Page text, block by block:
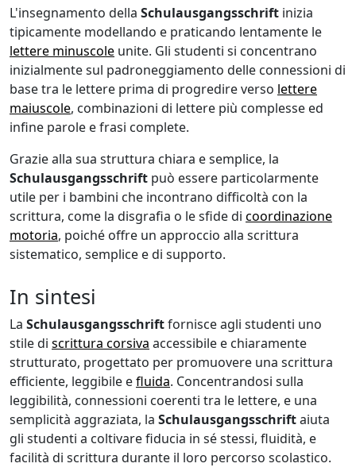
L'insegnamento della Schulausgangsschrift inizia
tipicamente modellando e praticando lentamente le
lettere minuscole unite. Gli studenti si concentrano
inizialmente sul padroneggiamento delle connessioni di
base tra le lettere prima di progredire verso lettere
maiuscole, combinazioni di lettere più complesse ed
infine parole e frasi complete.
Grazie alla sua struttura chiara e semplice, la
Schulausgangsschrift può essere particolarmente
utile per i bambini che incontrano difficoltà con la
scrittura, come la disgrafia o le sfide di coordinazione
motoria, poiché offre un approccio alla scrittura
sistematico, semplice e di supporto.
In sintesi
La Schulausgangsschriftfornisce agli studenti uno
stile di scrittura corsiva accessibile e chiaramente
strutturato, progettato per promuovere una scrittura
efficiente, leggibile efluida. Concentrandosi sulla
leggibilità, connessioni coerenti tra le lettere, e una
semplicità aggraziata, la Schulausgangsschriftaiuta
gli studenti a coltivare fiducia in sé stessi, fluidità, e
facilità di scrittura durante il loro percorso scolastico.